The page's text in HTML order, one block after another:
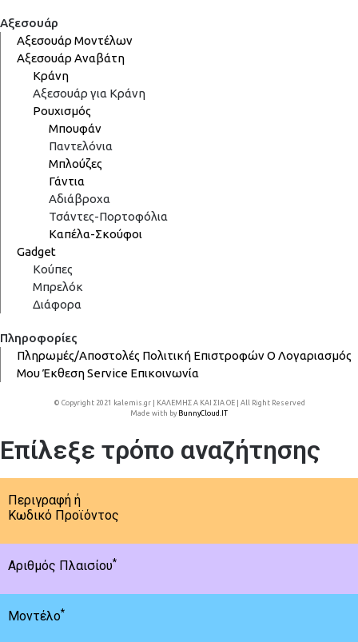
Αξεσουάρ
Αξεσουάρ Μοντέλων
Αξεσουάρ Αναβάτη
Κράνη
Αξεσουάρ για Κράνη
Ρουχισμός
Μπουφάν
Παντελόνια
Μπλούζες
Γάντια
Αδιάβροχα
Τσάντες-Πορτοφόλια
Καπέλα-Σκούφοι
Gadget
Κούπες
Μπρελόκ
Διάφορα
Πληροφορίες
Πληρωμές/Αποστολές Πολιτική ΕπιστροφώνΟ Λογαριασμός
ΜουΈκθεσηService Επικοινωνία
© Copyright 2021 kalemis.gr | ΚΑΛΕΜΗΣ Α ΚΑΙ ΣΙΑ ΟΕ | All Right Reserved
Made with by BunnyCloud.IT
Επίλεξε τρόπο αναζήτησης
Περιγραφή ή
Κωδικό Προϊόντος
Αριθμός Πλαισίου*
Μοντέλο*